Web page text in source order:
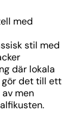
med
stil med
där lokala
gör det till ett
men